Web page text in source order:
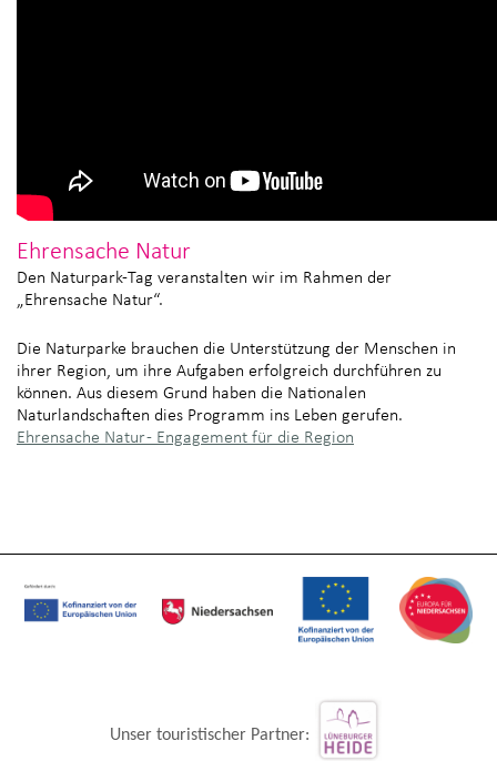
Ehrensache Natur
Den Naturpark-Tag veranstalten wir im Rahmen der
„Ehrensache Natur“.
Die Naturparke brauchen die Unterstützung der Menschen in
ihrer Region, um ihre Aufgaben erfolgreich durchführen zu
können. Aus diesem Grund haben die Nationalen
Naturlandschaften dies Programm ins Leben gerufen.
Ehrensache Natur - Engagement für die Region
Unser touristischer Partner: